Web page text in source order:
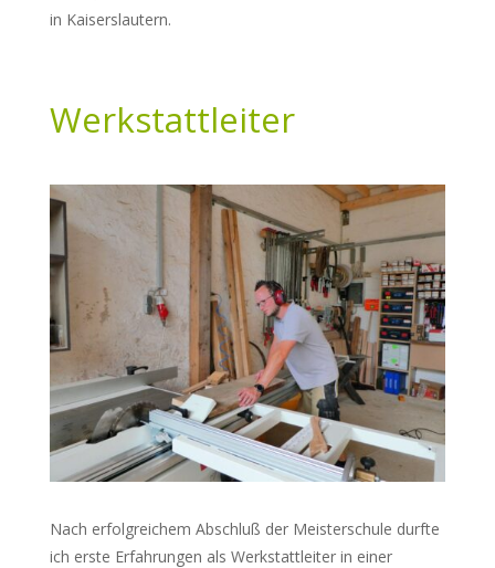
in Kaiserslautern.
Werkstattleiter
Nach erfolgreichem Abschluß der Meisterschule durfte
ich erste Erfahrungen als Werkstattleiter in einer